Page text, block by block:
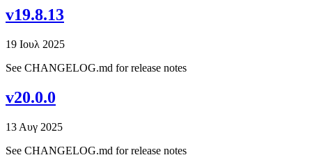
v19.8.13
19 Ιουλ 2025
See CHANGELOG.md for release notes
v20.0.0
13 Αυγ 2025
See CHANGELOG.md for release notes